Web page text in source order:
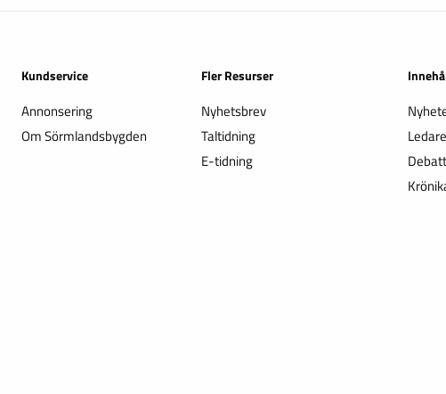
Kundservice
Annonsering
Om Sörmlandsbygden
Fler Resurser
Nyhetsbrev
Taltidning
E-tidning
Ledare
Debatt